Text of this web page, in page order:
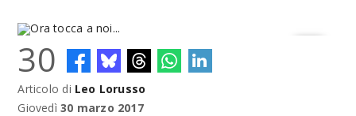
Ora tocca a noi...
30
Articolo di Leo Lorusso
Giovedì 30 marzo 2017